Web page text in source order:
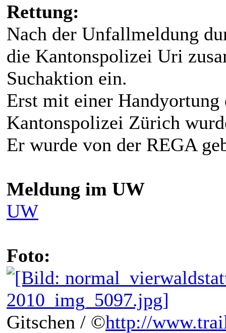
Rettung:
Nach der Unfallmeldung
die Kantonspolizei Uri
Suchaktion ein.
Erst mit einer Handyortung
Kantonspolizei Zürich
Er wurde von der REGA
Meldung im UW
UW
Foto:
Gitschen / ©http://